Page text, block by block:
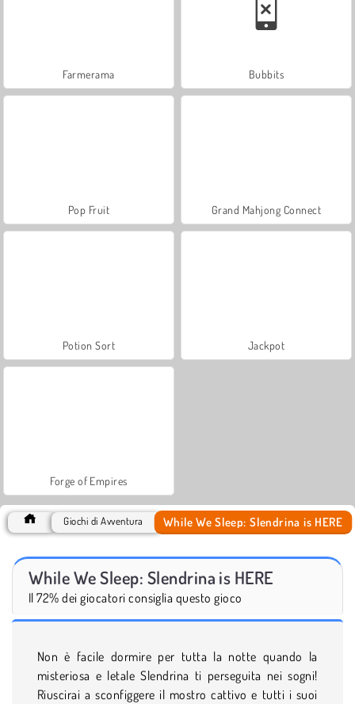
Farmerama Bubbits
Pop Fruit Grand Mahjong Connect
Potion Sort Jackpot
Forge of Empires
Giochi di Avventura While We Sleep: Slendrina is HERE
While We Sleep: Slendrina is HERE
Il 72% dei giocatori consiglia questo gioco
Non è facile dormire per tutta la notte quando la
misteriosa e letale Slendrina ti perseguita nei sogni!
Riuscirai a sconfiggere il mostro cattivo e tutti i suoi